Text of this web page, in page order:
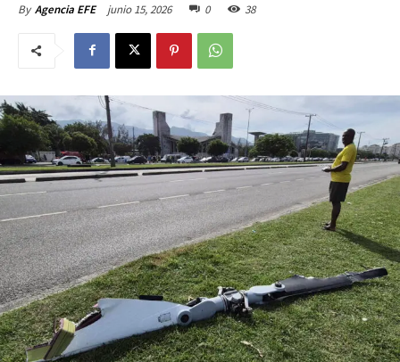
By Agencia EFE junio 15, 2026 0 38